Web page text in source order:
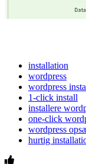
installation
wordpress
wordpress
1-click install
installere
one-click
wordpress
hurtig